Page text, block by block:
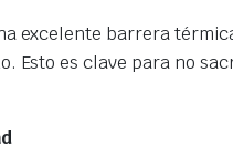
excelente barrera
Esto es clave para no